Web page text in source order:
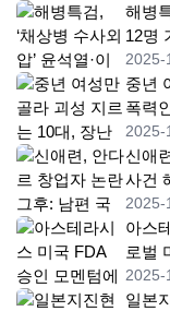
해병
12명
2025-
중년
폭력
2025-
신애
사건
2025-
아스
로벌
2025-
일본